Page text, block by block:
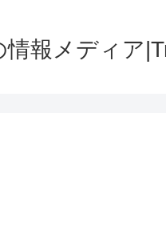
報メディア